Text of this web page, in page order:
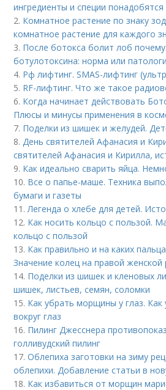
ингредиенты и специи понадобятся
2. Комнатное растение по знаку
комнатное растение для каждого
3. После ботокса болит лоб
ботулотоксина: норма или
4. Рф лифтинг. SMAS-лифтинг
5. RF-лифтинг. Что же такое
6. Когда начинает действовать
Плюсы и минусы применения в
7. Поделки из шишек и желудей.
8. День святителей Афанасия и
святителей Афанасия и Кирилла,
9. Как идеально сварить яйца.
10. Все о папье-маше. Техника
бумаги и газеты
11. Легенда о хлебе для детей.
12. Как носить кольцо с пользой.
кольцо с пользой
13. Как правильно и на каких
Значение колец на правой женской
14. Поделки из шишек и кленовых
шишек, листьев, семян, соломки
15. Как убрать морщины у глаз.
вокруг глаз
16. Пилинг Джесснера
голливудский пилинг
17.Облепиха заготовки на зиму
облепихи. Добавление статьи в
18. Как избавиться от морщин